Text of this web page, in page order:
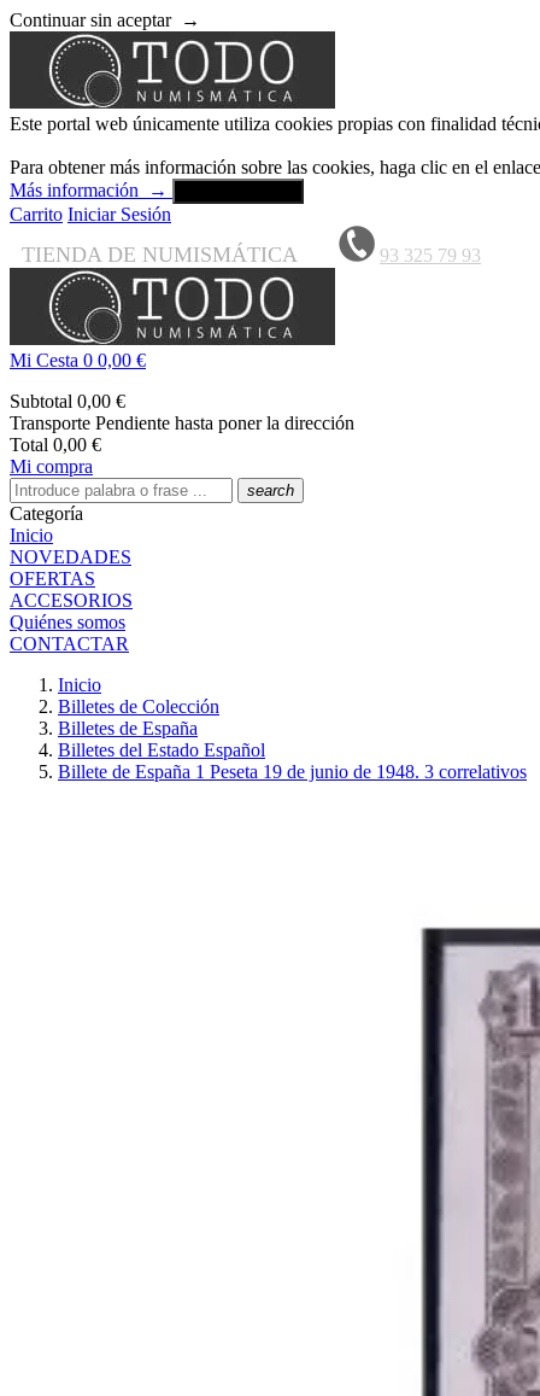
Continuar sin aceptar →
Este portal web únicamente utiliza cookies propias con finalidad
Para obtener más información sobre las cookies, haga clic en el
Más información
→
Carrito Iniciar Sesión
TIENDA DE NUMISMÁTICA 93 325 79 93
Mi Cesta 0 0,00 €
Subtotal 0,00 €
Transporte Pendiente hasta poner la dirección
Total 0,00 €
Mi compra
search
Categoría
Inicio
NOVEDADES
OFERTAS
ACCESORIOS
Quiénes somos
CONTACTAR
Inicio
Billetes de Colección
Billetes de España
Billetes del Estado Español
Billete de España 1 Peseta 19 de junio de 1948. 3 correlativos